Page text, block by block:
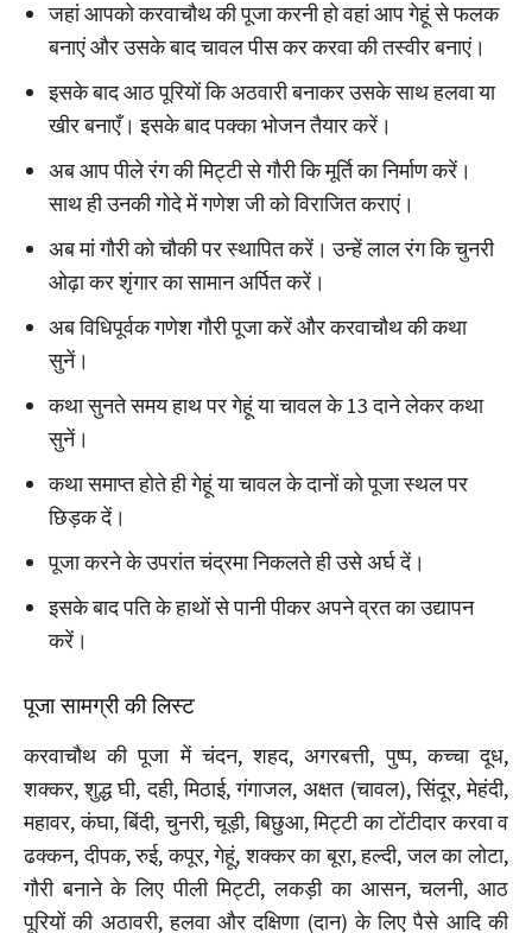
जहां आपको करवाचौथ की पूजा करनी हो वहां आप गेहूं से फलक
बनाएं और उसके बाद चावल पीस कर करवा की तस्वीर बनाएं।
इसके बाद आठ पूरियों कि अठवारी बनाकर उसके साथ हलवा या
खीर बनाएँ। इसके बाद पक्का भोजन तैयार करें।
अब आप पीले रंग की मिट्टी से गौरी कि मूर्ति का निर्माण करें।
साथ ही उनकी गोदे में गणेश जी को विराजित कराएं।
अब मां गौरी को चौकी पर स्थापित करें। उन्हें लाल रंग कि चुनरी
ओढ़ा कर शृंगार का सामान अर्पित करें।
अब विधिपूर्वक गणेश गौरी पूजा करें और करवाचौथ की कथा
सुनें।
कथा सुनते समय हाथ पर गेहूं या चावल के 13 दाने लेकर कथा
सुनें।
कथा समाप्त होते ही गेहूं या चावल के दानों को पूजा स्थल पर
छिड़क दें।
पूजा करने के उपरांत चंद्रमा निकलते ही उसे अर्घ दें।
इसके बाद पति के हाथों से पानी पीकर अपने व्रत का उद्यापन
करें।
पूजा सामग्री की लिस्ट
करवाचौथ की पूजा में चंदन, शहद, अगरबत्ती, पुष्प, कच्चा दूध,
शक्कर, शुद्ध घी, दही, मिठाई, गंगाजल, अक्षत (चावल), सिंदूर, मेहंदी,
महावर, कंघा, बिंदी, चुनरी, चूड़ी, बिछुआ, मिट्टी का टोंटीदार करवा व
ढक्कन, दीपक, रुई, कपूर, गेहूं, शक्कर का बूरा, हल्दी, जल का लोटा,
गौरी बनाने के लिए पीली मिट्टी, लकड़ी का आसन, चलनी, आठ
पूरियों की अठावरी, हलवा और दक्षिणा (दान) के लिए पैसे आदि की